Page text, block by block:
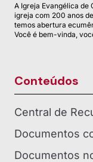
A Igreja Evangélica de
igreja com 200 anos
temos abertura
Você é bem-vinda,
Conteúdos
Central de
Documentos
Documentos